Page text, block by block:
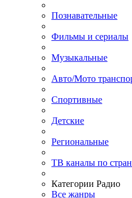
Познавательные
Фильмы и сериалы
Музыкальные
Авто/Мото
Спортивные
Детские
Региональные
ТВ каналы по
Категории Радио
Все жанры